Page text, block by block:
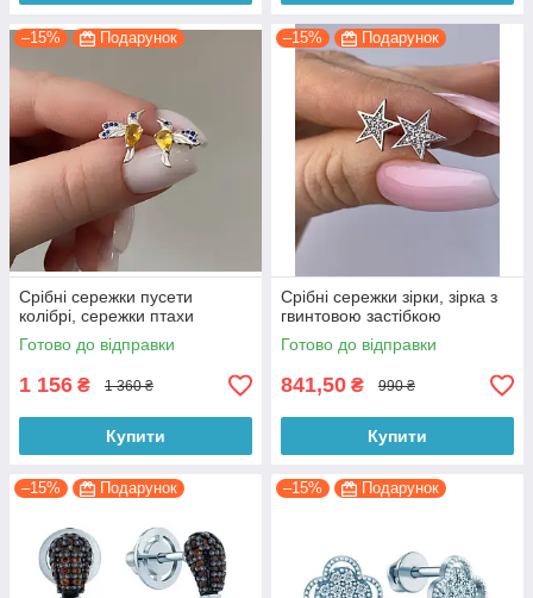
–15% Подарунок
Срібні сережки пусети
колібрі, сережки птахи
Готово до відправки
1 156 ₴ 1 360 ₴
Купити
–15% Подарунок
Срібні сережки зірки, зірка з
гвинтовою застібкою
Готово до відправки
841,50 ₴ 990 ₴
Купити
–15% Подарунок –15% Подарунок